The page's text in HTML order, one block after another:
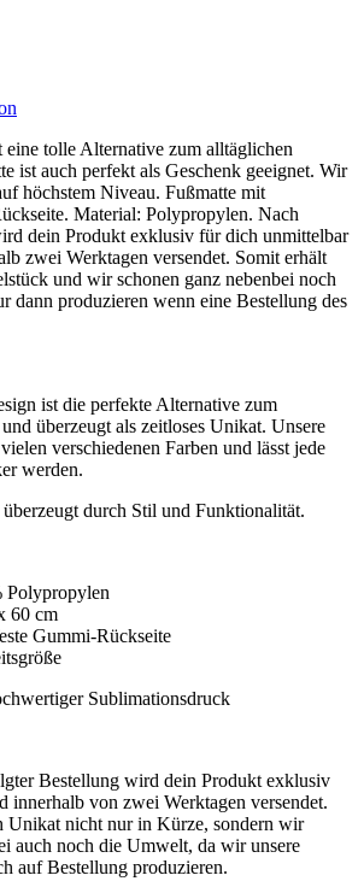
tolle Alternative zum alltäglichen
ist auch perfekt als Geschenk geeignet. Wir
höchstem Niveau. Fußmatte mit
Material: Polypropylen. Nach
dein Produkt exklusiv für dich unmittelbar
zwei Werktagen versendet. Somit erhält
und wir schonen ganz nebenbei noch
dann produzieren wenn eine Bestellung des
ist die perfekte Alternative zum
überzeugt als zeitloses Unikat. Unsere
verschiedenen Farben und lässt jede
werden.
überzeugt durch Stil und Funktionalität.
Polypropylen
60 cm
Gummi-Rückseite
Sublimationsdruck
Bestellung wird dein Produkt exklusiv
innerhalb von zwei Werktagen versendet.
Unikat nicht nur in Kürze, sondern wir
auch noch die Umwelt, da wir unsere
auf Bestellung produzieren.